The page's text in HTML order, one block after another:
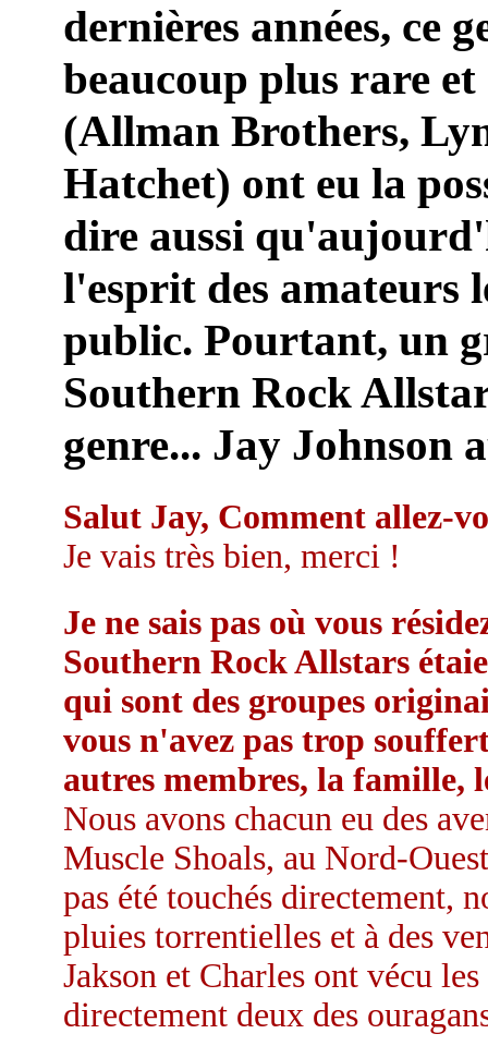
dernières années, ce
beaucoup plus rare et
(Allman Brothers,
Hatchet) ont eu la
dire aussi
l'esprit des amateurs
public. Pourtant, un
Southern Rock
genre... Jay Johnson
Salut Jay, Comment allez-
Je vais très bien, merci !
Je ne sais pas où vous
Southern Rock Allstars
qui sont des groupes
vous n'avez pas trop
autres membres, la famille,
Nous avons chacun eu des
Muscle Shoals, au Nord-
pas été touchés directement,
pluies torrentielles et à des
Jakson et Charles ont vécu
directement deux des